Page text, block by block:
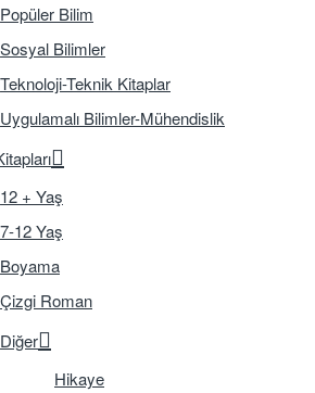
Popüler Bilim
Sosyal Bilimler
Teknoloji-Teknik Kitaplar
Uygulamalı Bilimler-Mühendislik
12 + Yaş
7-12 Yaş
Boyama
Çizgi Roman
Diğer
Hikaye